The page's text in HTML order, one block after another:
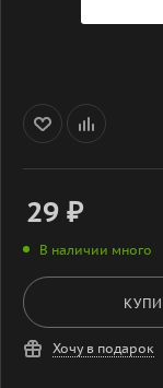
29 ₽
В наличии много
Хочу в подарок